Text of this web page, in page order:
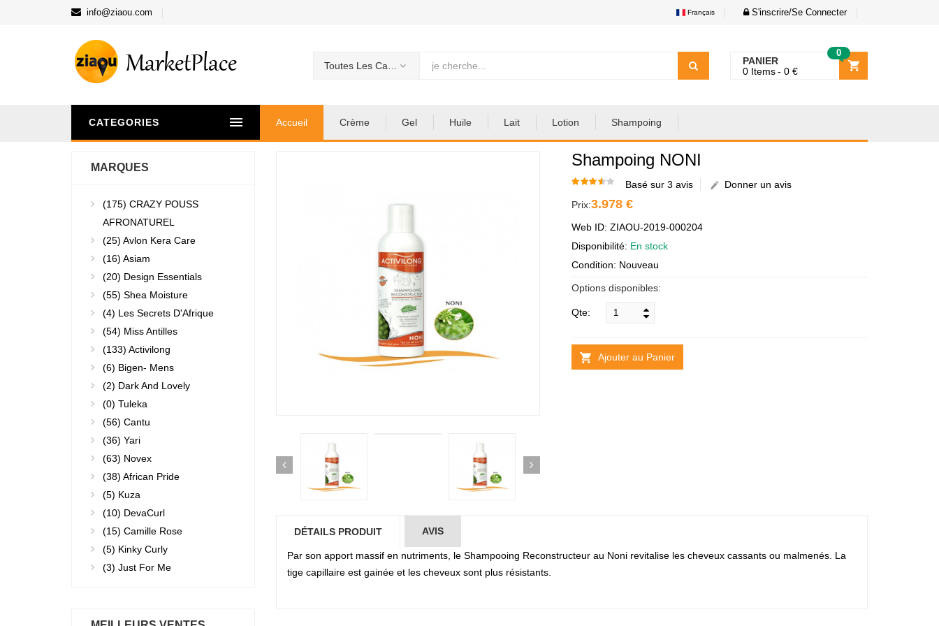
info@ziaou.com Français S'inscrire/Se Connecter
PANIER
0
0 Items 0 €
CATEGORIES Accueil Crème Gel Huile Lait Lotion Shampoing
Shampoing NONI
Basé sur 3 avis
Donner un avis
Prix:3.978 €
Web ID: ZIAOU-2019-000204
Disponibilité: En stock
Condition: Nouveau
Options disponibles:
Qte:
Ajouter au Panier
DÉTAILS PRODUIT AVIS
Par son apport massif en nutriments, le Shampooing Reconstructeur au Noni revitalise les cheveux cassants ou malmenés. La
tige capillaire est gainée et les cheveux sont plus résistants.
MARQUES
(175) CRAZY POUSS
AFRONATUREL
(25) Avlon Kera Care
(16) Asiam
(20) Design Essentials
(55) Shea Moisture
(4) Les Secrets D'Afrique
(54) Miss Antilles
(133) Activilong
(6) Bigen- Mens
(2) Dark And Lovely
(0) Tuleka
(56) Cantu
(36) Yari
(63) Novex
(38) African Pride
(5) Kuza
(10) DevaCurl
(15) Camille Rose
(5) Kinky Curly
(3) Just For Me